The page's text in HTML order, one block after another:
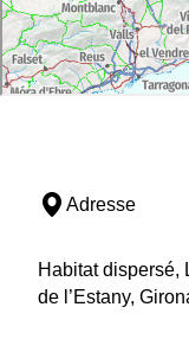
Adresse
Habitat dispersé,
de l’Estany,